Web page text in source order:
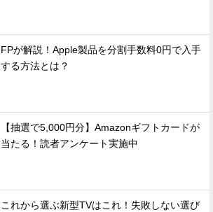
FPが解説！Apple製品を分割手数料0円で入手
する方法とは？
【抽選で5,000円分】Amazonギフトカードが
当たる！読者アンケート実施中
これから選ぶ新型TVはこれ！失敗しない選び